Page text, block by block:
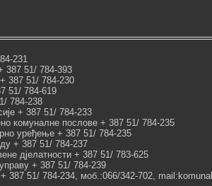
231
387 51/ 784-393
387 51/ 784-230
51/ 784-619
784-238
+ 387 51/ 784-233
комуналне послове + 387 51/ 784-235
уређење + 387 51/ 784-235
+ 387 51/ 784-237
дјелатности + 387 51/ 783-625
+ 387 51/ 784-239
387 51/ 784-234, моб.:066/342-702,